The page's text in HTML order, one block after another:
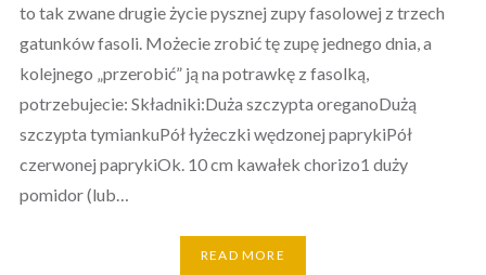
to tak zwane drugie życie pysznej zupy fasolowej z trzech
gatunków fasoli. Możecie zrobić tę zupę jednego dnia, a
kolejnego „przerobić” ją na potrawkę z fasolką,
potrzebujecie: Składniki:Duża szczypta oreganoDużą
szczypta tymiankuPół łyżeczki wędzonej paprykiPół
czerwonej paprykiOk. 10 cm kawałek chorizo1 duży
pomidor (lub…
READ MORE